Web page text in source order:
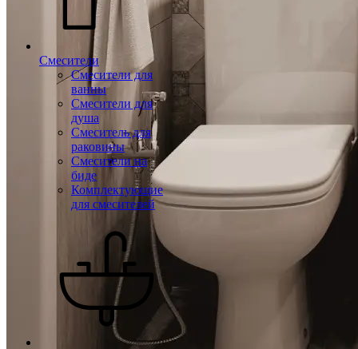
Смесители
Смесители для
ванны
Смесители для
душа
Смеситель для
раковины
Смесители на
биде
Комплектующие
для смесителей